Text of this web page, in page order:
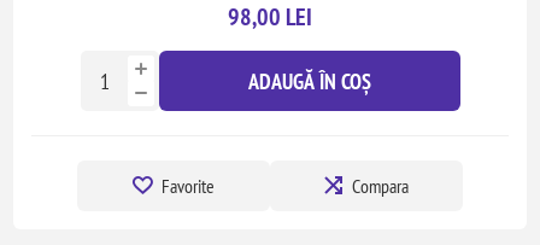
98,00 LEI
ADAUGĂ ÎN COȘ
Favorite Compara